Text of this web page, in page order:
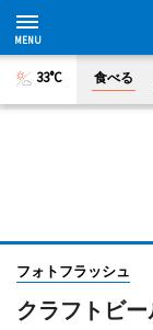
33°C 食べる
フォトフラッシュ
クラフトビ